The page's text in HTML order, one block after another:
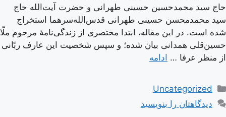
حاج سید محمدحسین حسینی طهرانی و حضرت آیت‌الله حاج
سید محمدمحسن حسینی طهرانی قدس‌الله‌سرهما استخراج
شده است. در این مقاله، ابتدا مختصری از زندگی‌نامۀ مرحوم ملّا
حسین‌قلی همدانی بیان شده؛ و سپس شخصیت این عارف ربّانی
از منظر عرفا … ادامه
دسته‌ها
Uncategorized
دیدگاهتان را بنویسید